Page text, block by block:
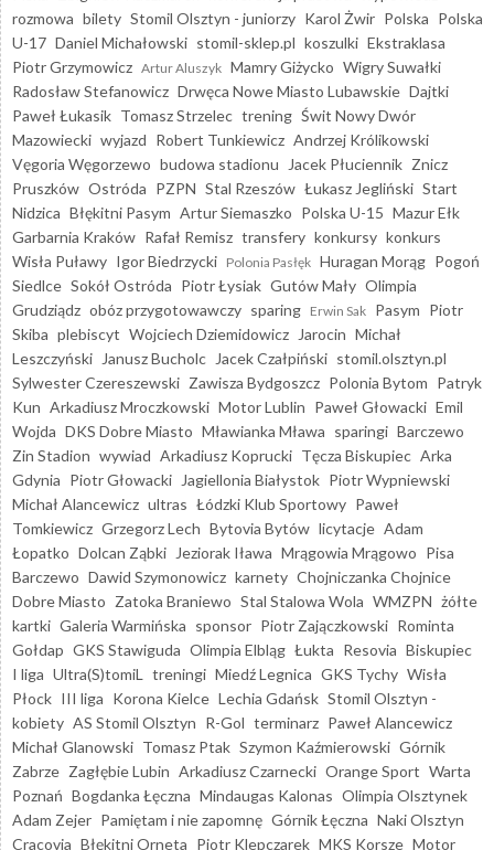
rozmowa bilety Stomil Olsztyn - juniorzy Karol Żwir Polska Polska
U-17 Daniel Michałowski stomil-sklep.pl koszulki Ekstraklasa
Piotr Grzymowicz Artur Aluszyk Mamry Giżycko Wigry Suwałki
Radosław Stefanowicz Drwęca Nowe Miasto Lubawskie Dajtki
Paweł Łukasik Tomasz Strzelec trening Świt Nowy Dwór
Mazowiecki wyjazd Robert Tunkiewicz Andrzej Królikowski
Vęgoria Węgorzewo budowa stadionu Jacek Płuciennik Znicz
Pruszków Ostróda PZPN Stal Rzeszów Łukasz Jegliński Start
Nidzica Błękitni Pasym Artur Siemaszko Polska U-15 Mazur Ełk
Garbarnia Kraków Rafał Remisz transfery konkursy konkurs
Wisła Puławy Igor Biedrzycki Polonia Pasłęk Huragan Morąg Pogoń
Siedlce Sokół Ostróda Piotr Łysiak Gutów Mały Olimpia
Grudziądz obóz przygotowawczy sparing Erwin Sak Pasym Piotr
Skiba plebiscyt Wojciech Dziemidowicz Jarocin Michał
Leszczyński
Janusz Bucholc Jacek Czałpiński stomil.olsztyn.pl
Sylwester Czereszewski Zawisza Bydgoszcz Polonia Bytom Patryk
Kun Arkadiusz Mroczkowski Motor Lublin Paweł Głowacki Emil
Wojda DKS Dobre Miasto Mławianka Mława sparingi Barczewo
Zin Stadion wywiad Arkadiusz Koprucki Tęcza Biskupiec Arka
Gdynia Piotr Głowacki Jagiellonia Białystok Piotr Wypniewski
Michał Alancewicz ultras Łódzki Klub Sportowy Paweł
Tomkiewicz Grzegorz Lech Bytovia Bytów licytacje Adam
Łopatko Dolcan Ząbki Jeziorak Iława Mrągowia Mrągowo Pisa
Barczewo Dawid Szymonowicz karnety Chojniczanka Chojnice
Dobre Miasto Zatoka Braniewo Stal Stalowa Wola WMZPN żółte
kartki Galeria Warmińska sponsor Piotr Zajączkowski Rominta
Gołdap GKS Stawiguda Olimpia Elbląg Łukta Resovia Biskupiec
I liga Ultra(S)tomiL treningi Miedź Legnica GKS Tychy Wisła
Płock III liga Korona Kielce Lechia Gdańsk Stomil Olsztyn -
kobiety AS Stomil Olsztyn R-Gol terminarz Paweł Alancewicz
Michał Glanowski Tomasz Ptak Szymon Kaźmierowski Górnik
Zabrze Zagłębie Lubin Arkadiusz Czarnecki Orange Sport Warta
Poznań Bogdanka Łęczna Mindaugas Kalonas Olimpia Olsztynek
Adam Zejer Pamiętam i nie zapomnę Górnik Łęczna Naki Olsztyn
Cracovia Błękitni Orneta Piotr Klepczarek MKS Korsze Motor